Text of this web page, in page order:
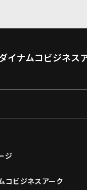
イナムコビジネス
ジ
コビジネスアーク